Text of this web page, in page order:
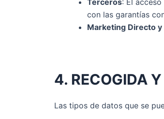
Terceros: El
con las garantías
Marketing Directo
4. RECOGIDA
Las tipos de datos que se